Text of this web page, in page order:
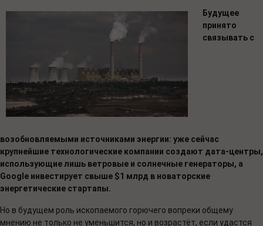
Будущее
принято
связывать с
возобновляемыми источниками энергии: уже сейчас
крупнейшие технологические компании создают дата-центры,
использующие лишь ветровые и солнечные генераторы, а
Google инвестирует свыше $1 млрд в новаторские
энергетические стартапы.
Но в будущем роль ископаемого горючего вопреки общему
мнению не только не уменьшится, но и возрастёт, если удастся